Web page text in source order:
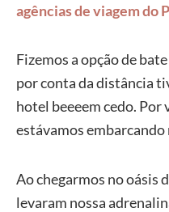
agências de viagem do
Fizemos a opção de
por conta da distância
hotel beeeem cedo. Por
estávamos
Ao chegarmos no oásis
levaram nossa